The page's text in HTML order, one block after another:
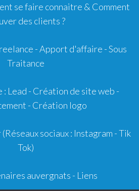
se faire connaitre & Comment
des clients ?
-Apport d'affaire - Sous
Traitance
: Lead - Création de site web -
- Création logo
(Réseaux sociaux : Instagram - Tik
Tok)
auvergnats - Liens